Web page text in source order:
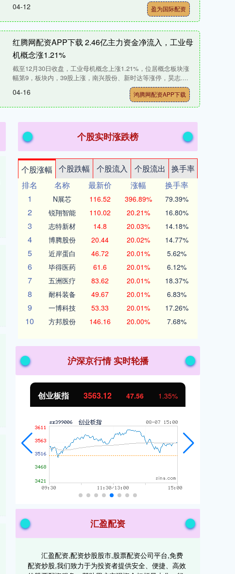
04-12 盈为国际配资
红腾网配资APP下载 2.46亿主力资金净流入，工业母
机概念涨1.21%
截至12月30日收盘，工业母机概念上涨1.21%，位居概念板块涨
幅第9，板块内，39股上涨，南兴股份、新时达等涨停，昊志....
04-16 鸿腾网配资APP下载
个股实时涨跌榜
个股涨幅 个股跌幅 个股流入 个股流出
换手率
排名
名称 最新价 涨幅
换手率
1
N展芯 116.52 396.89% 79.39%
2 锐翔智能 110.02 20.21% 16.80%
3 志特新材 14.8 20.03% 14.18%
4 博腾股份 20.44 20.02% 14.77%
5 近岸蛋白 46.72 20.01% 5.62%
6 毕得医药 61.6 20.01% 6.12%
7 五洲医疗 83.62 20.01% 18.37%
8 耐科装备 49.67 20.01% 6.83%
9 一博科技 53.33 20.01% 17.26%
10 方邦股份 146.16 20.00% 7.68%
沪深京行情 实时轮播
创业板指 3563.12 47.56 1.35%
汇盈配资
汇盈配资,配资炒股股市,股票配资公司平台,免费
配资炒股,我们致力于为投资者提供安全、便捷、高效